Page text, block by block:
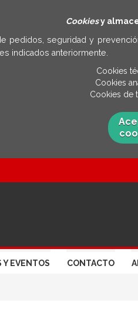
Cookiesy
pedidos, seguridad y
indicados anteriormente.
Cookies
Cookies
Cookies de
Y EVENTOS CONTACTO